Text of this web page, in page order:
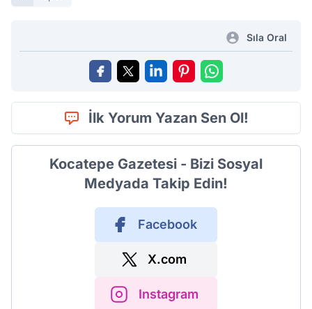
Sıla Oral
İlk Yorum Yazan Sen Ol!
Kocatepe Gazetesi - Bizi Sosyal
Medyada Takip Edin!
Facebook
X.com
Instagram